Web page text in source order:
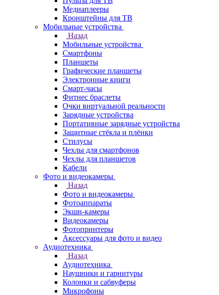
Медиаплееры
Кронштейны для ТВ
Мобильные устройства
Назад
Мобильные устройства
Смартфоны
Планшеты
Графические планшеты
Электронные книги
Смарт-часы
Фитнес браслеты
Очки виртуальной реальности
Зарядные устройства
Портативные зарядные устройства
Защитные стёкла и плёнки
Стилусы
Чехлы для смартфонов
Чехлы для планшетов
Кабели
Фото и видеокамеры
Назад
Фото и видеокамеры
Фотоаппараты
Экшн-камеры
Видеокамеры
Фотопринтеры
Аксессуары для фото и видео
Аудиотехника
Назад
Аудиотехника
Наушники и гарнитуры
Колонки и сабвуферы
Микрофоны